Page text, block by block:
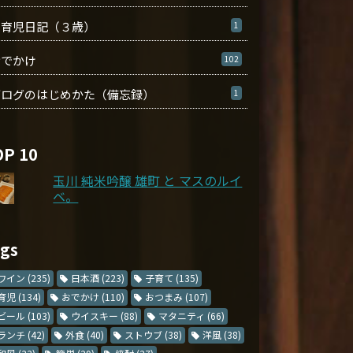
日記（３歳） 1
かけ 102
グのはじめかた（備忘録） 1
10
玉川 純米吟醸 雄町 と マスのルイ
ベ。
イン (235) 日本酒 (223) 子育て (135)
児 (134) おでかけ (110) おつまみ (107)
ール (103) ウイスキー (88) マタニティ (66)
ンチ (42) 外食 (40) ストウブ (38) 洋風 (38)